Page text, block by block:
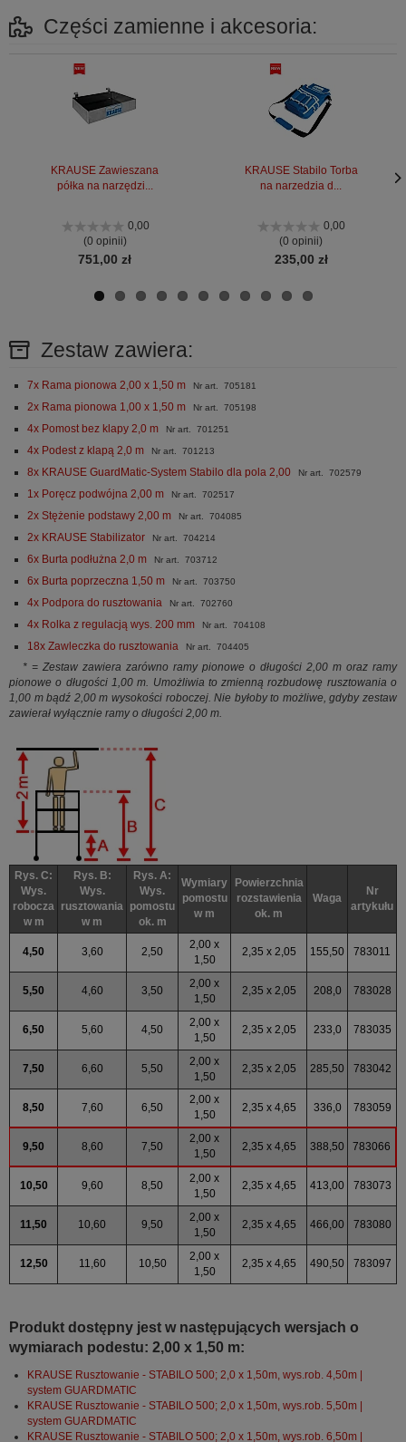
Części zamienne i akcesoria:
KRAUSE Zawieszana
półka na narzędzi...
0,00
(0 opinii)
751,00 zł
KRAUSE Stabilo Torba
na narzedzia d...
0,00
(0 opinii)
235,00 zł
Zestaw zawiera:
7x Rama pionowa 2,00 x 1,50 m Nr art. 705181
2x Rama pionowa 1,00 x 1,50 m Nr art. 705198
4x Pomost bez klapy 2,0 m Nr art. 701251
4x Podest z klapą 2,0 m Nr art. 701213
8x KRAUSE GuardMatic-System Stabilo dla pola 2,00 Nr art. 702579
1x Poręcz podwójna 2,00 m Nr art. 702517
2x Stężenie podstawy 2,00 m Nr art. 704085
2x KRAUSE Stabilizator Nr art. 704214
6x Burta podłużna 2,0 m Nr art. 703712
6x Burta poprzeczna 1,50 m Nr art. 703750
4x Podpora do rusztowania Nr art. 702760
4x Rolka z regulacją wys. 200 mm Nr art. 704108
18x Zawleczka do rusztowania Nr art. 704405
* = Zestaw zawiera zarówno ramy pionowe o długości 2,00 m oraz ramy
pionowe o długości 1,00 m. Umożliwia to zmienną rozbudowę rusztowania o
1,00 m bądź 2,00 m wysokości roboczej. Nie byłoby to możliwe, gdyby zestaw
zawierał wyłącznie ramy o długości 2,00 m.
Rys. C:
Wys.
robocza
w m
Rys. B:
Wys.
rusztowania
w m
Rys. A:
Wys.
pomostu
ok. m
Wymiary
pomostu
w m
Powierzchnia
rozstawienia
ok. m
Waga
Nr
artykułu
4,50 3,60 2,50
2,00 x
1,50
2,35 x 2,05 155,50 783011
5,50 4,60 3,50
2,00 x
1,50
2,35 x 2,05 208,0 783028
6,50 5,60 4,50
2,00 x
1,50
2,35 x 2,05 233,0 783035
7,50 6,60 5,50
2,00 x
1,50
2,35 x 2,05 285,50 783042
8,50 7,60 6,50
2,00 x
1,50
2,35 x 4,65 336,0 783059
9,50 8,60 7,50
2,00 x
1,50
2,35 x 4,65 388,50 783066
10,50 9,60 8,50
2,00 x
1,50
2,35 x 4,65 413,00 783073
11,50 10,60 9,50
2,00 x
1,50
2,35 x 4,65 466,00 783080
12,50 11,60 10,50
2,00 x
1,50
2,35 x 4,65 490,50 783097
Produkt dostępny jest w następujących wersjach o
wymiarach podestu: 2,00 x 1,50 m:
KRAUSE Rusztowanie - STABILO 500; 2,0 x 1,50m, wys.rob. 4,50m |
system GUARDMATIC
KRAUSE Rusztowanie - STABILO 500; 2,0 x 1,50m, wys.rob. 5,50m |
system GUARDMATIC
KRAUSE Rusztowanie - STABILO 500; 2,0 x 1,50m, wys.rob. 6,50m |